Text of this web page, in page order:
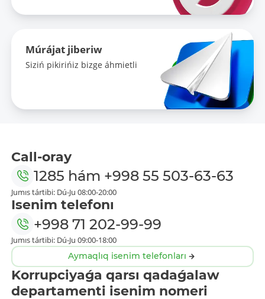
Múrájat jiberiw
Siziń pikirińiz bizge áhmietli
Call-oray
1285 hám +998 55 503-63-63
Jumıs tártibi: Dú-Ju 08:00-20:00
Isenim telefonı
+998 71 202-99-99
Jumıs tártibi: Dú-Ju 09:00-18:00
Aymaqlıq isenim telefonları
Korrupciyaǵa qarsı qadaǵalaw
departamenti isenim nomeri